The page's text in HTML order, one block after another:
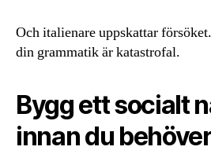
Och italienare uppskattar
din grammatik är katastrofal.
Bygg ett socialt
innan du